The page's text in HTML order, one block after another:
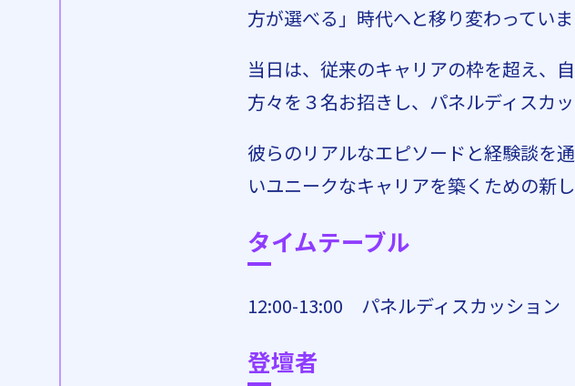
方が選べる」時代へと移り変わっていま
当日は、従来のキャリアの枠を超え、
方々を３名お招きし、パネルディスカッ
彼らのリアルなエピソードと経験談を
いユニークなキャリアを築くための新
タイムテーブル
12:00-13:00 パネルディスカッション
登壇者